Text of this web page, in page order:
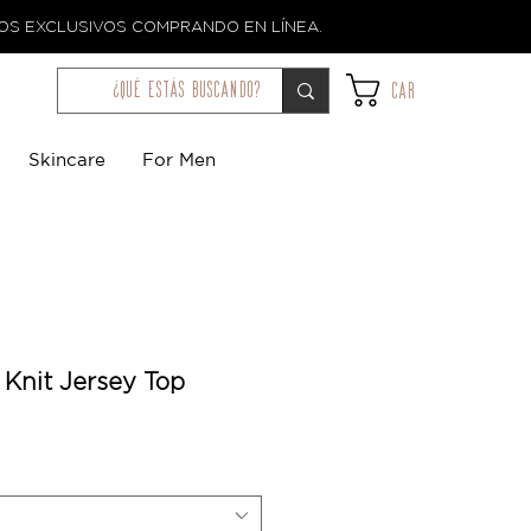
EXCLUSIVOS COMPRANDO EN LÍNEA.
¿qué estás buscando? Car
Skincare For Men
Knit Jersey Top